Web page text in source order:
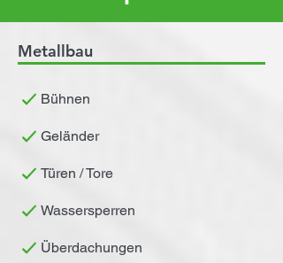
Metallbau
Bühnen
Geländer
Türen / Tore
Wassersperren
Überdachungen